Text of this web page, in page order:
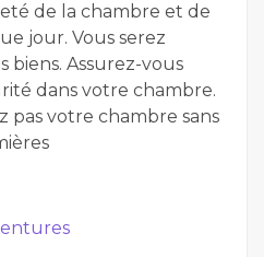
de la chambre et de
jour. Vous serez
biens. Assurez-vous
dans votre chambre.
pas votre chambre sans